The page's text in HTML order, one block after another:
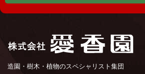
造園・樹木・植物のスペシャリスト集団